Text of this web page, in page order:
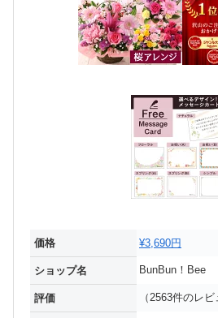
価格 ¥3,690円
ショップ名 BunBun！Bee
評価 （2563件のレビ